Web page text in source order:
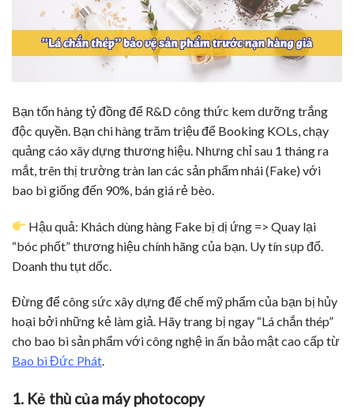
Bạn tốn hàng tỷ đồng để R&D công thức kem dưỡng trắng
độc quyền. Bạn chi hàng trăm triệu để Booking KOLs, chạy
quảng cáo xây dựng thương hiệu. Nhưng chỉ sau 1 tháng ra
mắt, trên thị trường tràn lan các sản phẩm nhái (Fake) với
bao bì giống đến 90%, bán giá rẻ bèo.
Hậu quả: Khách dùng hàng Fake bị dị ứng => Quay lại
“bóc phốt” thương hiệu chính hãng của bạn. Uy tín sụp đổ.
Doanh thu tụt dốc.
Đừng để công sức xây dựng đế chế mỹ phẩm của bạn bị hủy
hoại bởi những kẻ làm giả. Hãy trang bị ngay “Lá chắn thép”
cho bao bì sản phẩm với công nghệ in ấn bảo mật cao cấp từ
Bao bì Đức Phát.
1. Kẻ thù của máy photocopy